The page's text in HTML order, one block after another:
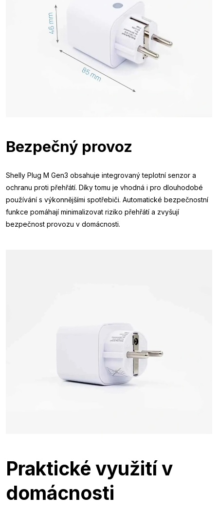
Bezpečný provoz
Shelly Plug M Gen3 obsahuje integrovaný teplotní senzor a
ochranu proti přehřátí. Díky tomu je vhodná i pro dlouhodobé
používání s výkonnějšími spotřebiči. Automatické bezpečnostní
funkce pomáhají minimalizovat riziko přehřátí a zvyšují
bezpečnost provozu v domácnosti.
Praktické využití v
domácnosti